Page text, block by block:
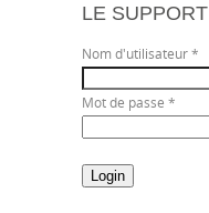
LE SUPPORT
Nom d'utilisateur *
Mot de passe *